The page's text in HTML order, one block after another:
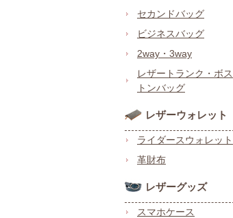
セカンドバッグ
ビジネスバッグ
2way・3way
レザートランク・ボス
トンバッグ
レザーウォレット
ライダースウォレット
革財布
レザーグッズ
スマホケース